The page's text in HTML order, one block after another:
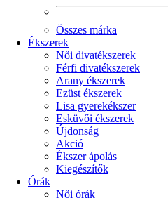
Összes márka
Ékszerek
Női divatékszerek
Férfi divatékszerek
Arany ékszerek
Ezüst ékszerek
Lisa gyerekékszer
Esküvői ékszerek
Újdonság
Akció
Ékszer ápolás
Kiegészítők
Órák
Női órák